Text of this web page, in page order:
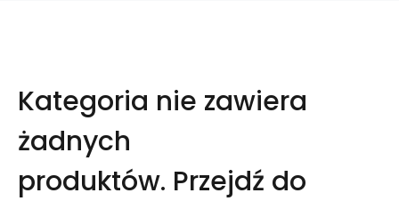
Kategoria nie zawiera
żadnych
produktów. Przejdź do